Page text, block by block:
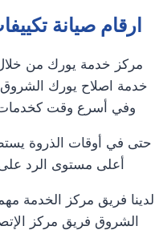
ارقام صيانة
مركز خدمة يورك من
خدمة اصلاح يورك
وفي أسرع وقت كخدمات
حتى في أوقات الذروة
أعلى مستوى الرد على
لدينا فريق مركز الخدمة
الشروق فريق مركز